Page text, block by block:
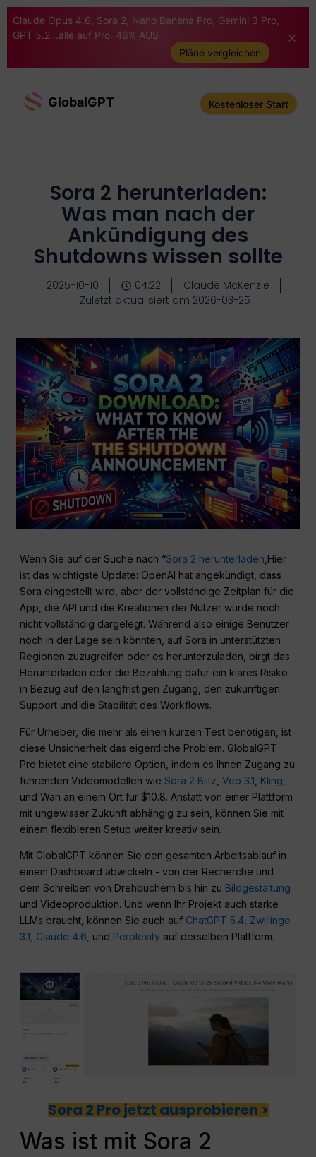
Claude Opus 4.6, Sora 2, Nano Banana Pro, Gemini 3 Pro,
GPT 5.2...alle auf Pro. 46% AUS
Pläne vergleichen
GlobalGPT Kostenloser Start
Sora 2 herunterladen:
Was man nach der
Ankündigung des
Shutdowns wissen sollte
2025-10-10 04:22
Claude McKenzie
Zuletzt aktualisiert am 2026-03-25
Wenn Sie auf der Suche nach “Sora 2 herunterladen ,Hier
ist das wichtigste Update: OpenAI hat angekündigt, dass
Sora eingestellt wird, aber der vollständige Zeitplan für die
App, die API und die Kreationen der Nutzer wurde noch
nicht vollständig dargelegt. Während also einige Benutzer
noch in der Lage sein könnten, auf Sora in unterstützten
Regionen zuzugreifen oder es herunterzuladen, birgt das
Herunterladen oder die Bezahlung dafür ein klares Risiko
in Bezug auf den langfristigen Zugang, den zukünftigen
Support und die Stabilität des Workflows.
Für Urheber, die mehr als einen kurzen Test benötigen, ist
diese Unsicherheit das eigentliche Problem. GlobalGPT
Pro bietet eine stabilere Option, indem es Ihnen Zugang zu
führenden Videomodellen wieSora 2 Blitz ,Veo 3.1 Kling
und Wan an einem Ort für $10.8. Anstatt von einer Plattform
mit ungewisser Zukunft abhängig zu sein, können Sie mit
einem flexibleren Setup weiter kreativ sein.
Mit GlobalGPT können Sie den gesamten Arbeitsablauf in
einem Dashboard abwickeln - von der Recherche und
dem Schreiben von Drehbüchern bis hin zu Bildgestaltung
und Videoproduktion. Und wenn Ihr Projekt auch starke
LLMs braucht, können Sie auch auf ChatGPT 5.4, Zwillinge
3.1, Claude 4.6, und Perplexity auf derselben Plattform.
Sora 2 Pro jetzt ausprobieren >
Was ist mit Sora 2